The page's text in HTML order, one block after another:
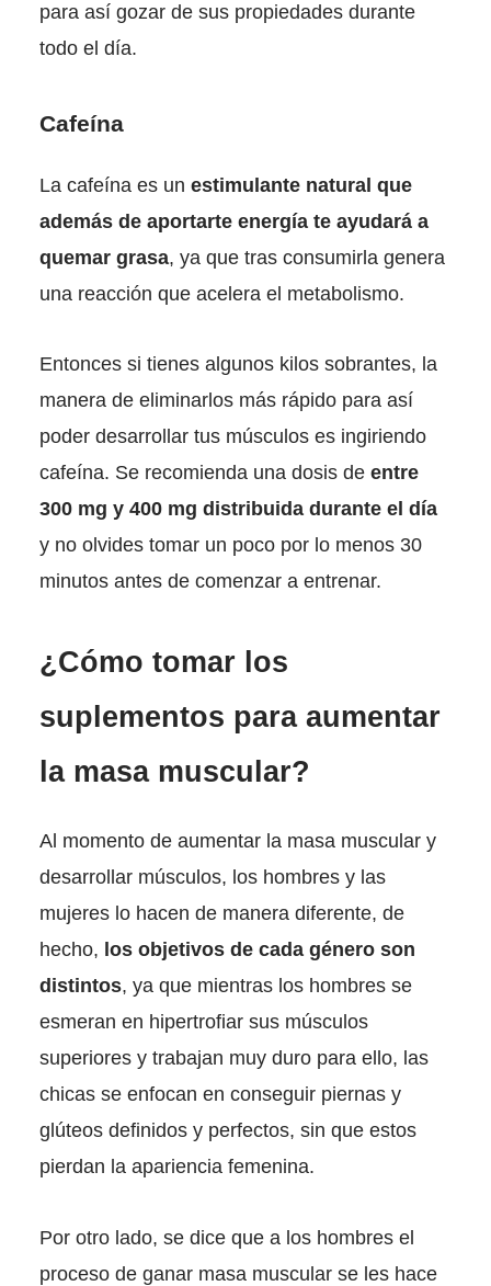
para así gozar de sus propiedades durante
todo el día.
Cafeína
La cafeína es un estimulante natural que
además de aportarte energía te ayudará a
quemar grasa, ya que tras consumirla genera
una reacción que acelera el metabolismo.
Entonces si tienes algunos kilos sobrantes, la
manera de eliminarlos más rápido para así
poder desarrollar tus músculos es ingiriendo
cafeína. Se recomienda una dosis de entre
300 mg y 400 mg distribuida durante el día
y no olvides tomar un poco por lo menos 30
minutos antes de comenzar a entrenar.
¿Cómo tomar los
suplementos para aumentar
la masa muscular?
Al momento de aumentar la masa muscular y
desarrollar músculos, los hombres y las
mujeres lo hacen de manera diferente, de
hecho, los objetivos de cada género son
distintos, ya que mientras los hombres se
esmeran en hipertrofiar sus músculos
superiores y trabajan muy duro para ello, las
chicas se enfocan en conseguir piernas y
glúteos definidos y perfectos, sin que estos
pierdan la apariencia femenina.
Por otro lado, se dice que a los hombres el
proceso de ganar masa muscular se les hace